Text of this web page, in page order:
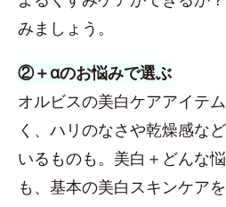
みましょう。
②＋αのお悩みで選ぶ
オルビスの美白ケアアイテ
く、ハリのなさや乾燥感な
いるものも。美白＋どんな
も、基本の美白スキンケア